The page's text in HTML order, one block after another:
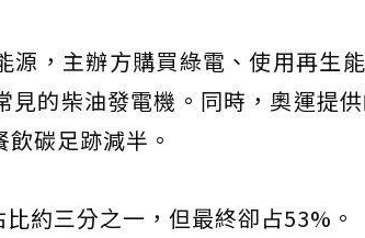
源，主辦方購買綠電、使用再生
見的柴油發電機。同時，奧運提
碳足跡減半。
約三分之一，但最終卻占53%。